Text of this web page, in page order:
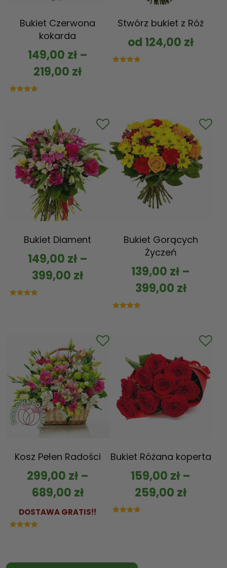
Bukiet Czerwona
kokarda
149,00 zł–
219,00 zł
Stwórz bukiet z Róż
od 124,00 zł
Bukiet Diament
149,00 zł–
399,00 zł
Bukiet Gorących
Życzeń
139,00 zł –
399,00 zł
Kosz Pełen Radości
299,00 zł–
689,00 zł
DOSTAWA GRATIS!!
Bukiet Różana koperta
159,00 zł –
259,00 zł